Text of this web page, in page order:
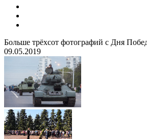
Больше трёхсот фотографий с Дня
09.05.2019